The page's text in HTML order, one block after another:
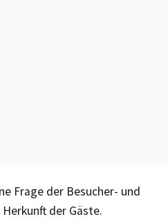
Frage der Besucher- und
der Gäste.